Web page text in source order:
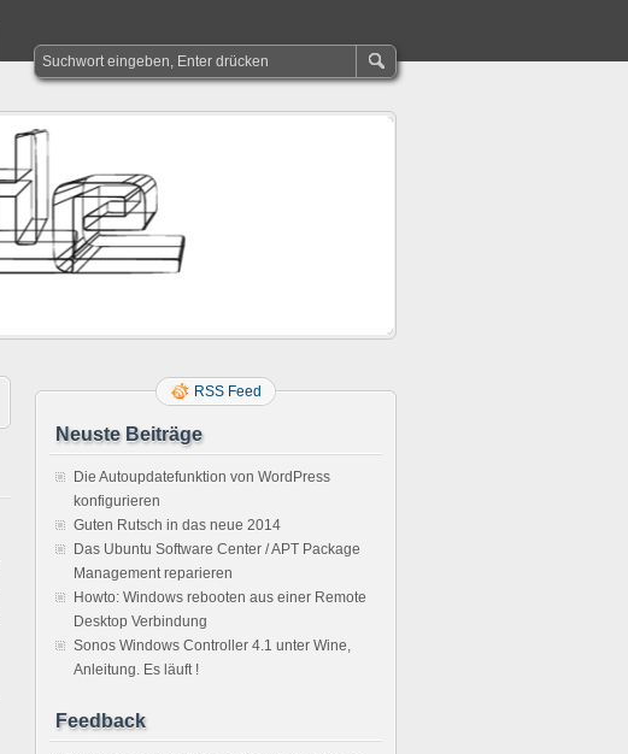
RSS Feed
Neuste Beiträge
Die Autoupdatefunktion von WordPress
konfigurieren
Guten Rutsch in das neue 2014
Das Ubuntu Software Center / APT Package
Management reparieren
Howto: Windows rebooten aus einer Remote
Desktop Verbindung
Sonos Windows Controller 4.1 unter Wine,
Anleitung. Es läuft !
Feedback